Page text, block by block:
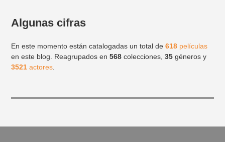
Algunas cifras
En este momento están catalogadas un total de618 películas
en este blog. Reagrupados en568 colecciones,35 géneros y
3521 actores